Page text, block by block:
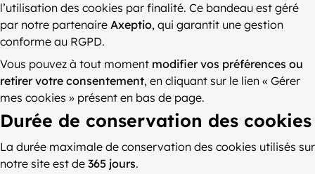
l’utilisation des cookies par finalité. Ce bandeau est géré
par notre partenaire Axeptio, qui garantit une gestion
conforme au RGPD.
Vous pouvez à tout moment modifier vos préférences ou
retirer votre consentement, en cliquant sur le lien « Gérer
mes cookies » présent en bas de page.
Durée de conservation des cookies
La durée maximale de conservation des cookies utilisés sur
notre site est de 365 jours.